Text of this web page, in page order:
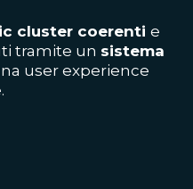
cluster coerenti e
tramite un sistema
user experience